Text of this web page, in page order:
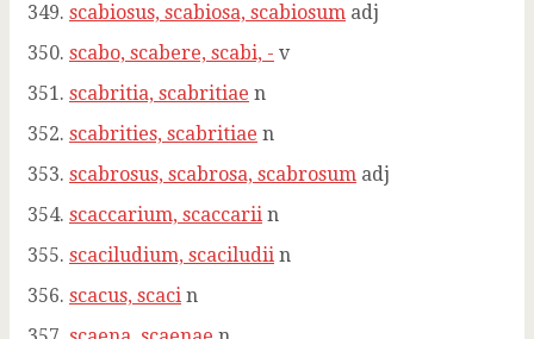
scabiosus, scabiosa, scabiosum adj
scabo, scabere, scabi, - v
scabritia, scabritiae n
scabrities, scabritiae n
scabrosus, scabrosa, scabrosum adj
scaccarium, scaccarii n
scaciludium, scaciludii n
scacus, scaci n